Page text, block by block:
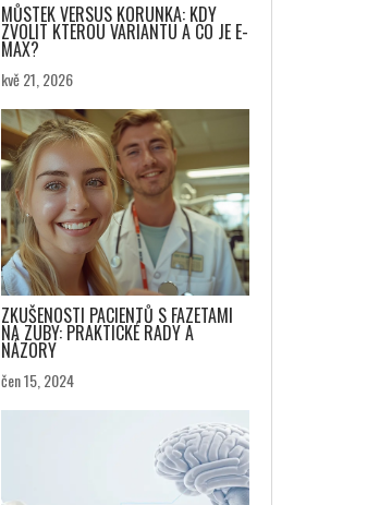
MŮSTEK VERSUS KORUNKA: KDY
ZVOLIT KTEROU VARIANTU A CO JE E-
MAX?
kvě 21, 2026
ZKUŠENOSTI PACIENTŮ S FAZETAMI
NA ZUBY: PRAKTICKÉ RADY A
NÁZORY
čen 15, 2024